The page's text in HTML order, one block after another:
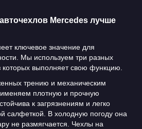
Mercedes лучше
ключевое значение для
Мы используем три разных
выполняет свою функцию.
трению и механическим
плотную и прочную
к загрязнениям и легко
салфеткой. В холодную погоду она
не размягчается. Чехлы на